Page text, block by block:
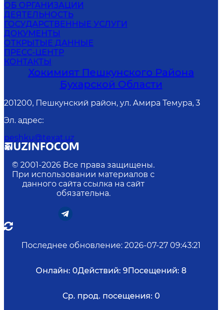
ОБ ОРГАНИЗАЦИИ
ДЕЯТЕЛЬНОСТЬ
ГОСУДАРСТВЕННЫЕ УСЛУГИ
ДОКУМЕНТЫ
ОТКРЫТЫЕ ДАННЫЕ
ПРЕСС-ЦЕНТР
КОНТАКТЫ
Хокимият Пешкунского Района
Бухарской Области
201200, Пешкунский район, ул. Амира Темура, 3
Эл. адрес:
peshku@texat.uz
© 2001-2026 Все права защищены.
При использовании материалов с
данного сайта ссылка на сайт
обязательна.
Последнее обновление: 2026-07-27 09:43:21
Онлайн: 0Действий: 9Посещений: 8
Ср. прод. посещения: 0